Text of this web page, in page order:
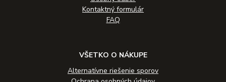
Kontaktný formulár
FAQ
VŠETKO O NÁKUPE
Alternatívne riešenie sporov